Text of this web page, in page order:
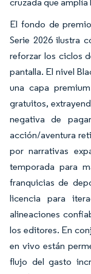
El fondo de
Serie 2026 ilustra
reforzar los ciclos
pantalla. El nivel
una capa
gratuitos,
negativa de
acción/aventura
por narrativas
temporada para
franquicias de
licencia para
alineaciones
los editores. En
en vivo están
flujo del gasto